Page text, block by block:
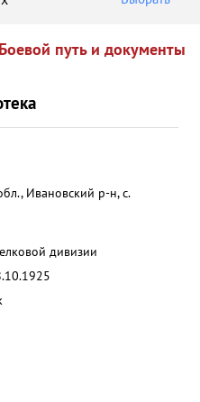
Боевой путь и документы
Ивановский р-н, с.
дивизии